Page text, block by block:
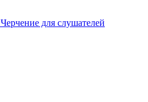
Черчение для слушателей